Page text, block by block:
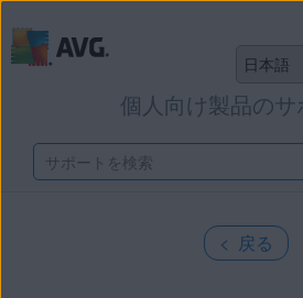
個人向け製品のサ
< 戻る